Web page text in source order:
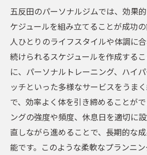
五反田のパーソナルジムでは、効果
ケジュールを組み立てることが成功
人ひとりのライフスタイルや体調に
続けられるスケジュールを作成する
に、パーソナルトレーニング、ハイ
ッチといった多様なサービスをうま
で、効率よく体を引き締めることが
ングの強度や頻度、休息日を適切に
直しながら進めることで、長期的な
能です。このような柔軟なプランニ